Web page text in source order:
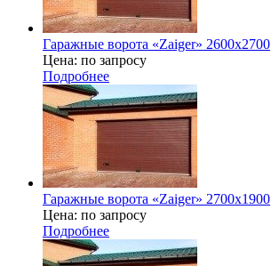
Гаражные ворота «Zaiger» 2600x2700
Цена: по запросу
Подробнее
Гаражные ворота «Zaiger» 2700х1900
Цена: по запросу
Подробнее